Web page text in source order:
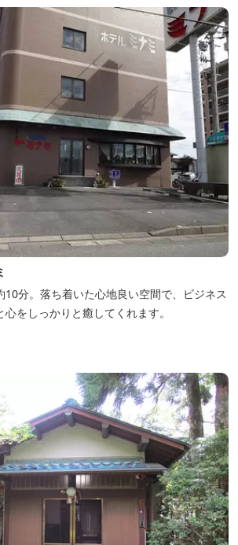
10分。落ち着いた心地良い空間で、ビジネス
をしっかりと癒してくれます。